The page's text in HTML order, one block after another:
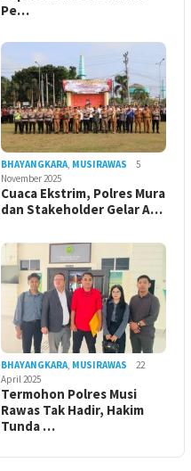
Pe…
BHAYANGKARA, MUSIRAWAS
5
November 2025
Cuaca Ekstrim, Polres Mura
dan Stakeholder Gelar A…
BHAYANGKARA, MUSIRAWAS
22
April 2025
Termohon Polres Musi
Rawas Tak Hadir, Hakim
Tunda …